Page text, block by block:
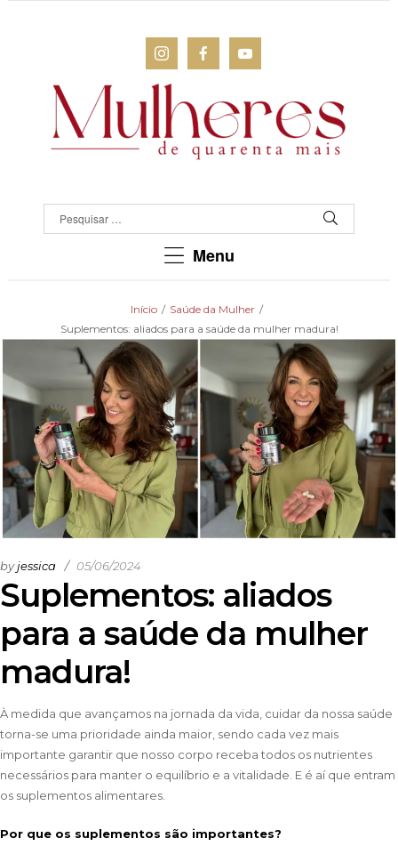
QUARENTA
lá!
Menu
Início / Saúde da Mulher /
Suplementos: aliados para a saúde da mulher madura!
Suplementos: aliados
para a saúde da mulher
madura!
byjessica 05/06/2024
À medida que avançamos na jornada da vida, cuidar da nossa saúde
torna-se uma prioridade ainda maior, sendo cada vez mais
importante garantir que nosso corpo receba todos os nutrientes
necessários para manter o equilíbrio e a vitalidade. E é aí que entram
os suplementos alimentares.
Por que os suplementos são importantes?